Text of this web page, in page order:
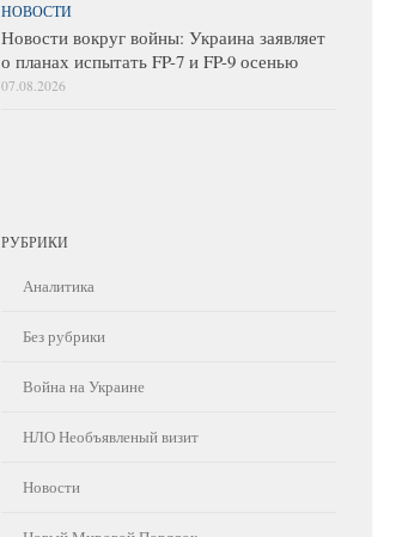
НОВОСТИ
Новости вокруг войны: Украина заявляет
о планах испытать FP-7 и FP-9 осенью
07.08.2026
РУБРИКИ
Аналитика
Без рубрики
Война на Украине
НЛО Необъявленый визит
Новости